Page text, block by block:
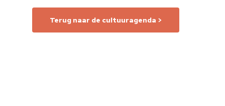
Terug naar de cultuuragenda >